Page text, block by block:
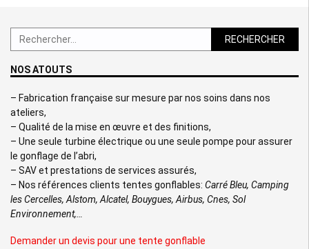
Rechercher :
NOS ATOUTS
– Fabrication française sur mesure par nos soins dans nos
ateliers,
– Qualité de la mise en œuvre et des finitions,
– Une seule turbine électrique ou une seule pompe pour assurer
le gonflage de l’abri,
– SAV et prestations de services assurés,
– Nos références clients tentes gonflables: Carré Bleu, Camping
les Cercelles, Alstom, Alcatel, Bouygues, Airbus, Cnes, Sol
Environnement,…
Demander un devis pour une tente gonflable